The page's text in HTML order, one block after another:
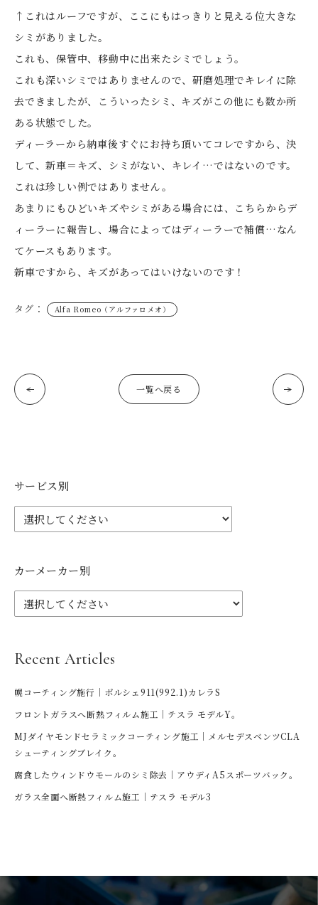
↑これはルーフですが、ここにもはっきりと見える位大きな
シミがありました。
これも、保管中、移動中に出来たシミでしょう。
これも深いシミではありませんので、研磨処理でキレイに除
去できましたが、こういったシミ、キズがこの他にも数か所
ある状態でした。
ディーラーから納車後すぐにお持ち頂いてコレですから、決
して、新車＝キズ、シミがない、キレイ…ではないのです。
これは珍しい例ではありません。
あまりにもひどいキズやシミがある場合には、こちらからデ
ィーラーに報告し、場合によってはディーラーで補償…なん
てケースもあります。
新車ですから、キズがあってはいけないのです！
タグ： Alfa Romeo（アルファロメオ）
一覧へ戻る
サービス別
カーメーカー別
Recent Articles
幌コーティング施行｜ポルシェ911(992.1)カレラS
フロントガラスへ断熱フィルム施工｜テスラ モデルY。
MJダイヤモンドセラミックコーティング施工｜メルセデスベンツCLA
シューティングブレイク。
腐食したウィンドウモールのシミ除去｜アウディA5スポーツバック。
ガラス全面へ断熱フィルム施工｜テスラ モデル3